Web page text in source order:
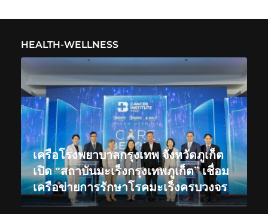
HEALTH-WELLNESS
เครือโรงพยาบาลกรุงเทพ จังหวัดภูเก็ต
เปิด “สถาบันมะเร็งกรุงเทพภูเก็ต” เชื่อม
เครือข่ายการรักษาโรคมะเร็งครบวงจร